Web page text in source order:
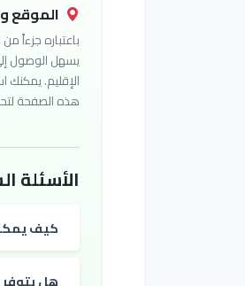
الموقع
باعتباره جزءاً
يسهل الوصول
الإقليم. يمكنك
هذه الصفحة
الأسئلة
كيف
هل يتوفر